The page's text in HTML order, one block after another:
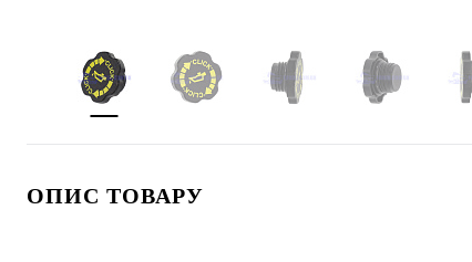
ОПИС ТОВАРУ